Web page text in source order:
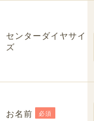
センターダイヤサイ
ズ
お名前 必須